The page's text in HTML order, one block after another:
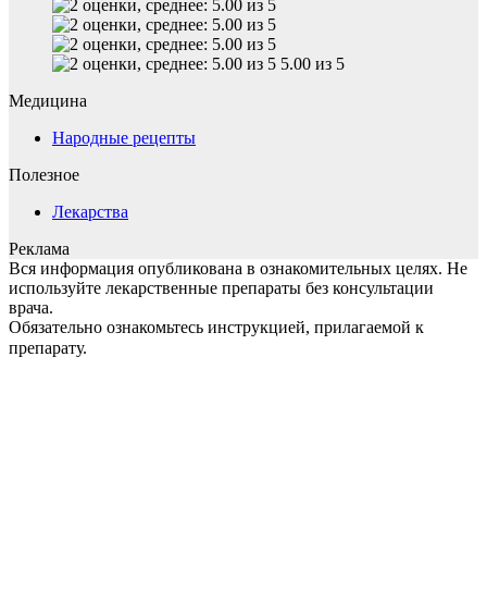
5.00 из 5
Медицина
Народные рецепты
Полезное
Лекарства
Реклама
Вся информация опубликована в ознакомительных целях. Не
используйте лекарственные препараты без консультации
врача.
Обязательно ознакомьтесь инструкцией, прилагаемой к
препарату.